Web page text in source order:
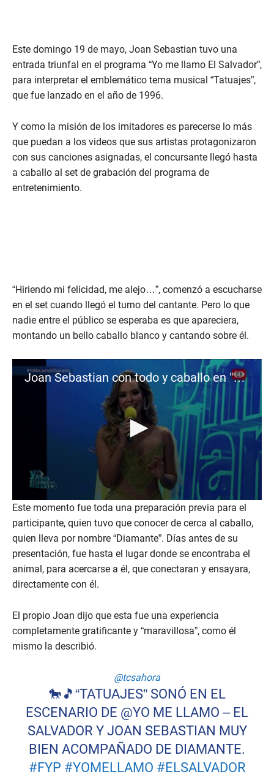
Este domingo 19 de mayo, Joan Sebastian tuvo una
entrada triunfal en el programa “Yo me llamo El Salvador”,
para interpretar el emblemático tema musical “Tatuajes”,
que fue lanzado en el año de 1996.
Y como la misión de los imitadores es parecerse lo más
que puedan a los videos que sus artistas protagonizaron
con sus canciones asignadas, el concursante llegó hasta
a caballo al set de grabación del programa de
entretenimiento.
“Hiriendo mi felicidad, me alejo…”, comenzó a escucharse
en el set cuando llegó el turno del cantante. Pero lo que
nadie entre el público se esperaba es que apareciera,
montando un bello caballo blanco y cantando sobre él.
Joan Sebastian con todo y caballo en "Yo me llamo"
0
s
e
o
n
d
s
o
m
i
n
t
Este momento fue toda una preparación previa para el
participante, quien tuvo que conocer de cerca al caballo,
quien lleva por nombre “Diamante”. Días antes de su
presentación, fue hasta el lugar donde se encontraba el
animal, para acercarse a él, que conectaran y ensayara,
directamente con él.
El propio Joan dijo que esta fue una experiencia
completamente gratificante y “maravillosa”, como él
mismo la describió.
@tcsahora
🐎🎵“TATUAJES” SONÓ EN EL
ESCENARIO DE @YO ME LLAMO – EL
SALVADOR Y JOAN SEBASTIAN MUY
BIEN ACOMPAÑADO DE DIAMANTE.
#FYP #YOMELLAMO #ELSALVADOR